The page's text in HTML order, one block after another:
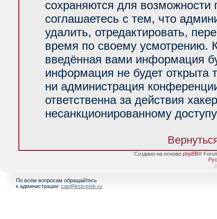
сохраняются для возможности
соглашаетесь с тем, что
удалить, отредактировать,
время по своему усмотрению.
введённая вами информация
информация не будет открыта
ни администрация
ответственна за действия
несанкционированному
Создано на основе phpBB®
[
По всем вопросам обращайтесь
к администрации: cap@ksp-msk.ru